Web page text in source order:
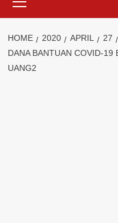
Menu
HOME 2020 APRIL 27
DANA BANTUAN COVID-19
UANG2